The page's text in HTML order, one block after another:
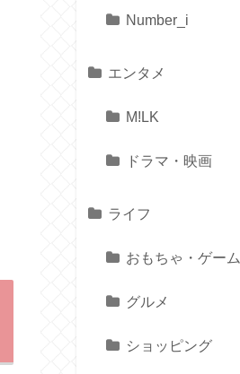
Number_i
エンタメ
M!LK
ドラマ・映画
ライフ
おもちゃ・ゲーム
グルメ
ショッピング